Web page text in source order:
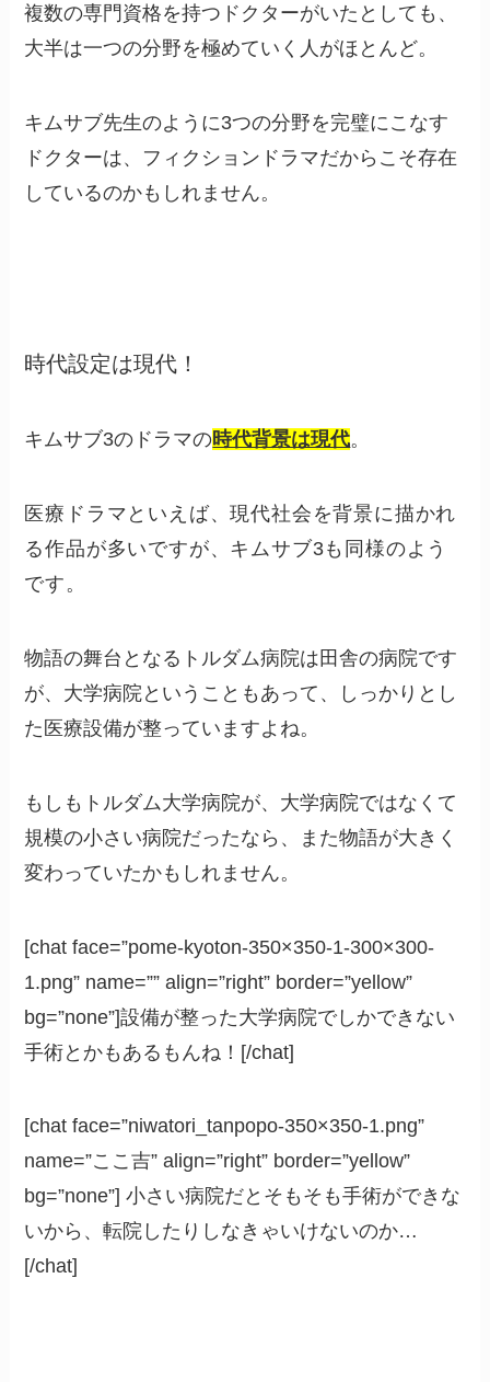
複数の専門資格を持つドクターがいたとしても、
大半は一つの分野を極めていく人がほとんど。
キムサブ先生のように3つの分野を完璧にこなす
ドクターは、フィクションドラマだからこそ存在
しているのかもしれません。
時代設定は現代！
キムサブ3のドラマの時代背景は現代。
医療ドラマといえば、現代社会を背景に描かれ
る作品が多いですが、キムサブ3も同様のよう
です。
物語の舞台となるトルダム病院は田舎の病院です
が、大学病院ということもあって、しっかりとし
た医療設備が整っていますよね。
もしもトルダム大学病院が、大学病院ではなくて
規模の小さい病院だったなら、また物語が大きく
変わっていたかもしれません。
[chat face=”pome-kyoton-350×350-1-300×300-
1.png” name=”” align=”right” border=”yellow”
bg=”none”]設備が整った大学病院でしかできない
手術とかもあるもんね！[/chat]
[chat face=”niwatori_tanpopo-350×350-1.png”
name=”ここ吉” align=”right” border=”yellow”
bg=”none”] 小さい病院だとそもそも手術ができな
いから、転院したりしなきゃいけないのか…
[/chat]